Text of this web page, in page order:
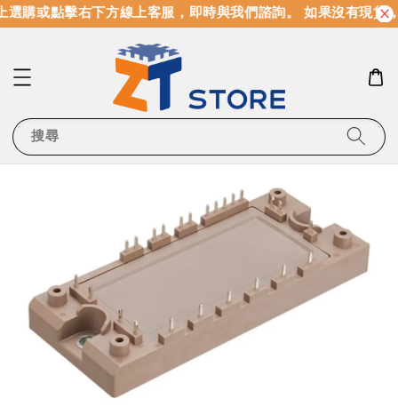
購或點擊右下方線上客服，即時與我們諮詢。 如果沒有現貨
搜尋